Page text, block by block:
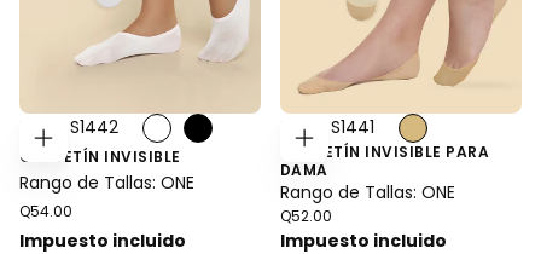
ELEGIR
OPCIONES
Estilo: S1442
CALCETÍN INVISIBLE
Rango de Tallas: ONE
Precio
regular
Q54.00
Impuesto incluido
AGREGAR
AL
CARRITO
Estilo: S1441
CALCETÍN INVISIBLE PARA
DAMA
Rango de Tallas: ONE
Precio
regular
Q52.00
Impuesto incluido